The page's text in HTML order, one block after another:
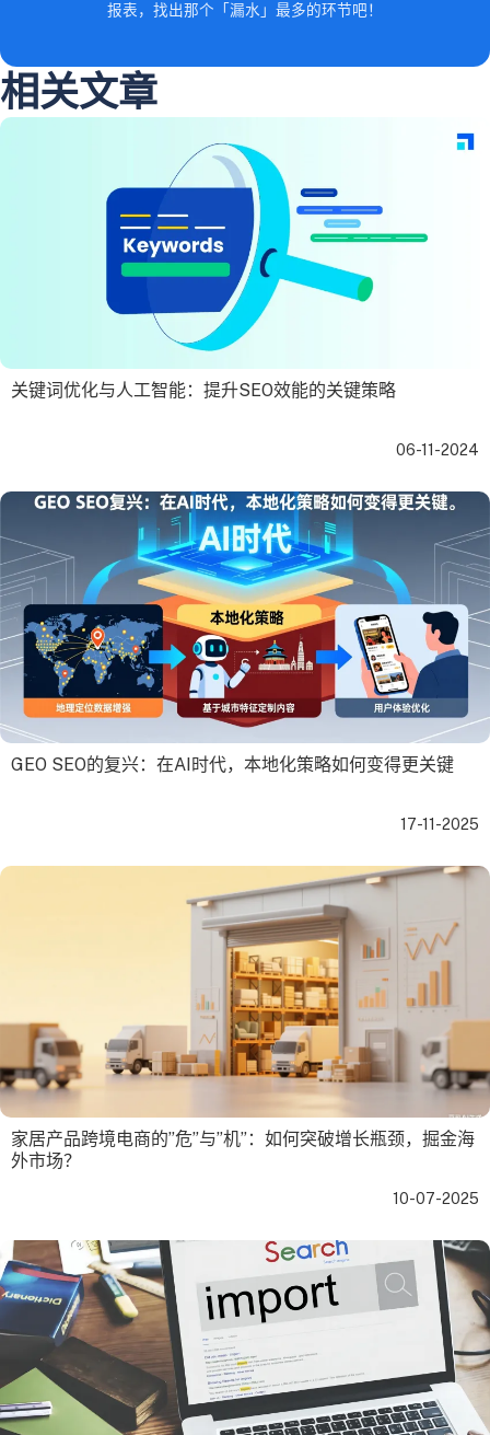
报表，找出那个「漏水」最多的环节吧！
相关文章
关键词优化与人工智能：提升SEO效能的关键策略
06-11-2024
GEO SEO的复兴：在AI时代，本地化策略如何变得更关键
17-11-2025
家居产品跨境电商的”危”与”机”：如何突破增长瓶颈，掘金海
外市场？
10-07-2025